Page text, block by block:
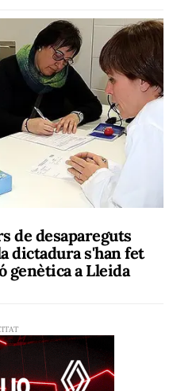
de desapareguts
dictadura s'han fet
genètica a Lleida